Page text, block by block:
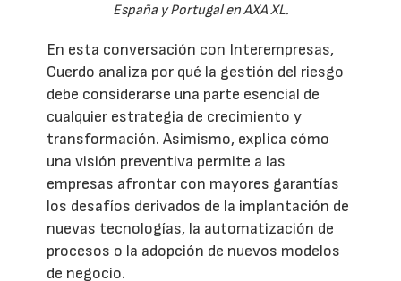
España y Portugal en AXA XL.
En esta conversación con Interempresas,
Cuerdo analiza por qué la gestión del riesgo
debe considerarse una parte esencial de
cualquier estrategia de crecimiento y
transformación. Asimismo, explica cómo
una visión preventiva permite a las
empresas afrontar con mayores garantías
los desafíos derivados de la implantación de
nuevas tecnologías, la automatización de
procesos o la adopción de nuevos modelos
de negocio.